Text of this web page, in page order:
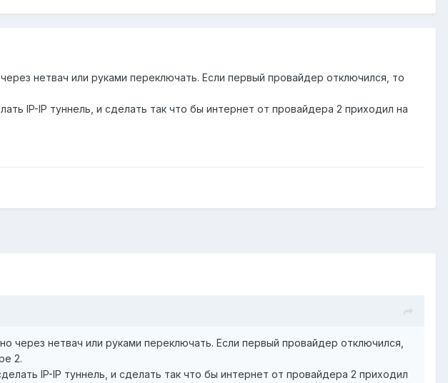
нетвач или руками переключать. Если первый провайдер отключился, то
IP-IP туннель, и сделать так что бы интернет от провайдера 2 приходил на
через нетвач или руками переключать. Если первый провайдер отключился,
2.
IP-IP туннель, и сделать так что бы интернет от провайдера 2 приходил